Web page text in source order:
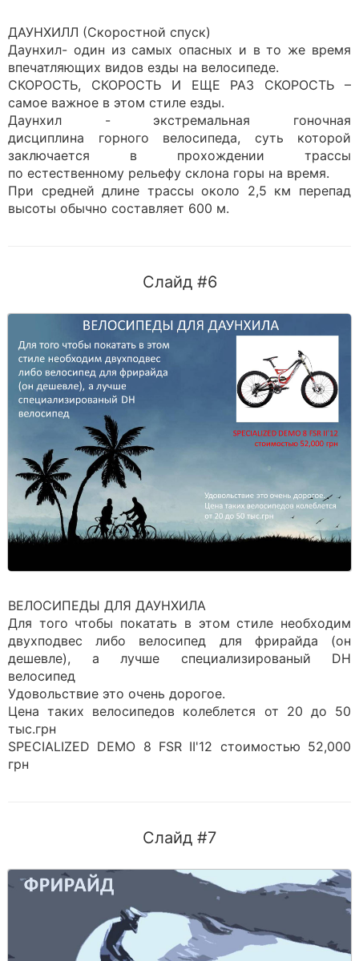
ДАУНХИЛЛ (Скоростной спуск)
Даунхил- один из самых опасных и в то же время
впечатляющих видов езды на велосипеде.
СКОРОСТЬ, СКОРОСТЬ И ЕЩЕ РАЗ СКОРОСТЬ –
самое важное в этом стиле езды.
Даунхил - экстремальная гоночная
дисциплина горного велосипеда, суть которой
заключается в прохождении трассы
по естественному рельефу склона горы на время.
При средней длине трассы около 2,5 км перепад
высоты обычно составляет 600 м.
Слайд #6
ВЕЛОСИПЕДЫ ДЛЯ ДАУНХИЛА
Для того чтобы покатать в этом стиле необходим
двухподвес либо велосипед для фрирайда (он
дешевле), а лучше специализированый DH
велосипед
Удовольствие это очень дорогое.
Цена таких велосипедов колеблется от 20 до 50
тыс.грн
SPECIALIZED DEMO 8 FSR II'12 стоимостью 52,000
грн
Слайд #7